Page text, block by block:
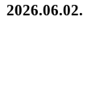
2026.06.02.